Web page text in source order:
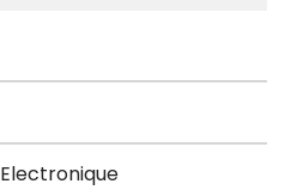
Electronique